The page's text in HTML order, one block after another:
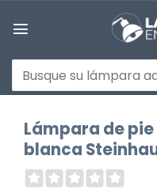
Buscar
por:
Lámpara de
blanca